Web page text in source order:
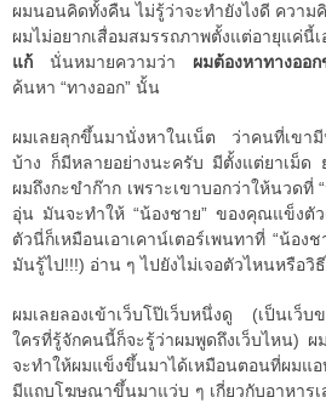
ผมนอนคิดทั้งคืน ไม่รู้ว่าจะทำยังไงดี ควา
ผมไม่อยากเสื่อมสมรรถภาพตั้งแต่อายุแค่นี้
แก้ นั่นหมายความว่า ผมต้องหาทางออ
ค้นหา “ทางออก” นั้น
ผมเลยลุกขึ้นมานั่งหาในเน็ต ว่าคนที่เขา
บ้าง ก็มีหลายอย่างนะครับ มีตั้งแต่ยาเม็ด
ผมถึงกะขำก๊าก เพราะเขาบอกว่าให้นวดที่
อุ่น มันจะทำให้ “น้องชาย” ของคุณแข็งตั
ตัวนี่ก็เหมือนเอาเคาน์เตอร์เพนทาที่ “น้อ
มันรู้ไป!!!) อ่าน ๆ ไปยังไม่เจอตัวไหนหรือวิ
ผมเลยลองเข้าเว็บโป๊เว็บหนึ่งดู (เป็นเว็
ใครที่รู้จักคนนี้ก็จะรู้ว่าผมพูดถึงเว็บไหน) ผ
จะทำให้ผมแข็งขึ้นมาได้เหมือนตอนที่ผมแ
มีแถบโฆษณาขึ้นมาแว่บ ๆ เกี่ยวกับอาหาร